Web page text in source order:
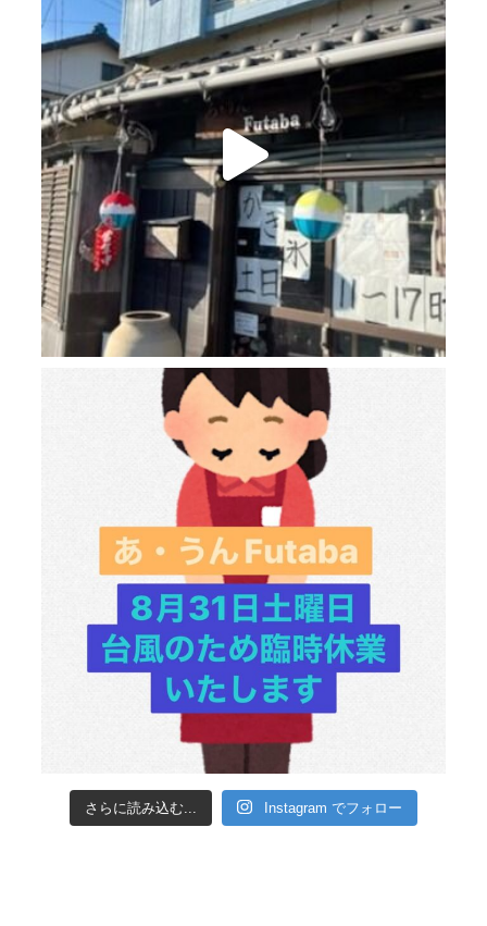
さらに読み込む... Instagram でフォロー